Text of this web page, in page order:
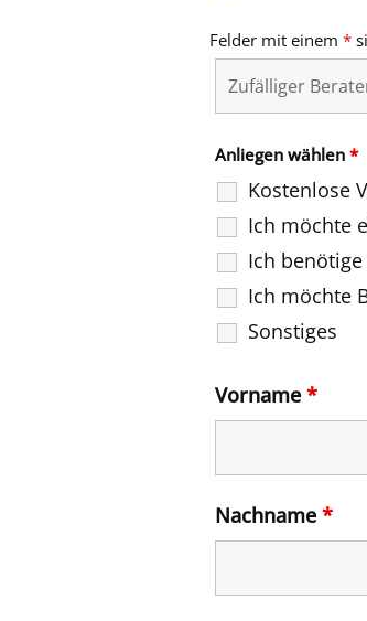
Felder mit einem *
Anliegen wählen *
Kostenlose
Ich möchte
Ich
Ich möchte
Sonstiges
Vorname *
Nachname *